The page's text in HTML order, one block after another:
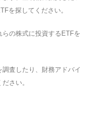
を探してください。
の株式に投資するETFを
査したり、財務アドバイ
さい。